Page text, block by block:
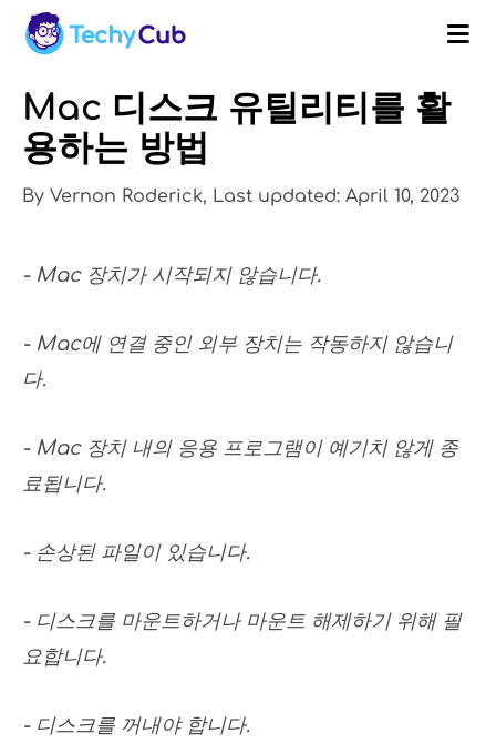
Mac 디스크 유틸리티를 활
용하는 방법
By Vernon Roderick, Last updated: April 10, 2023
- Mac 장치가 시작되지 않습니다.
- Mac에 연결 중인 외부 장치는 작동하지 않습니
다.
- Mac 장치 내의 응용 프로그램이 예기치 않게 종
료됩니다.
- 손상된 파일이 있습니다.
- 디스크를 마운트하거나 마운트 해제하기 위해 필
요합니다.
- 디스크를 꺼내야 합니다.